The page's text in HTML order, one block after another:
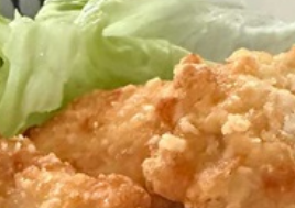
価格
価格
お気